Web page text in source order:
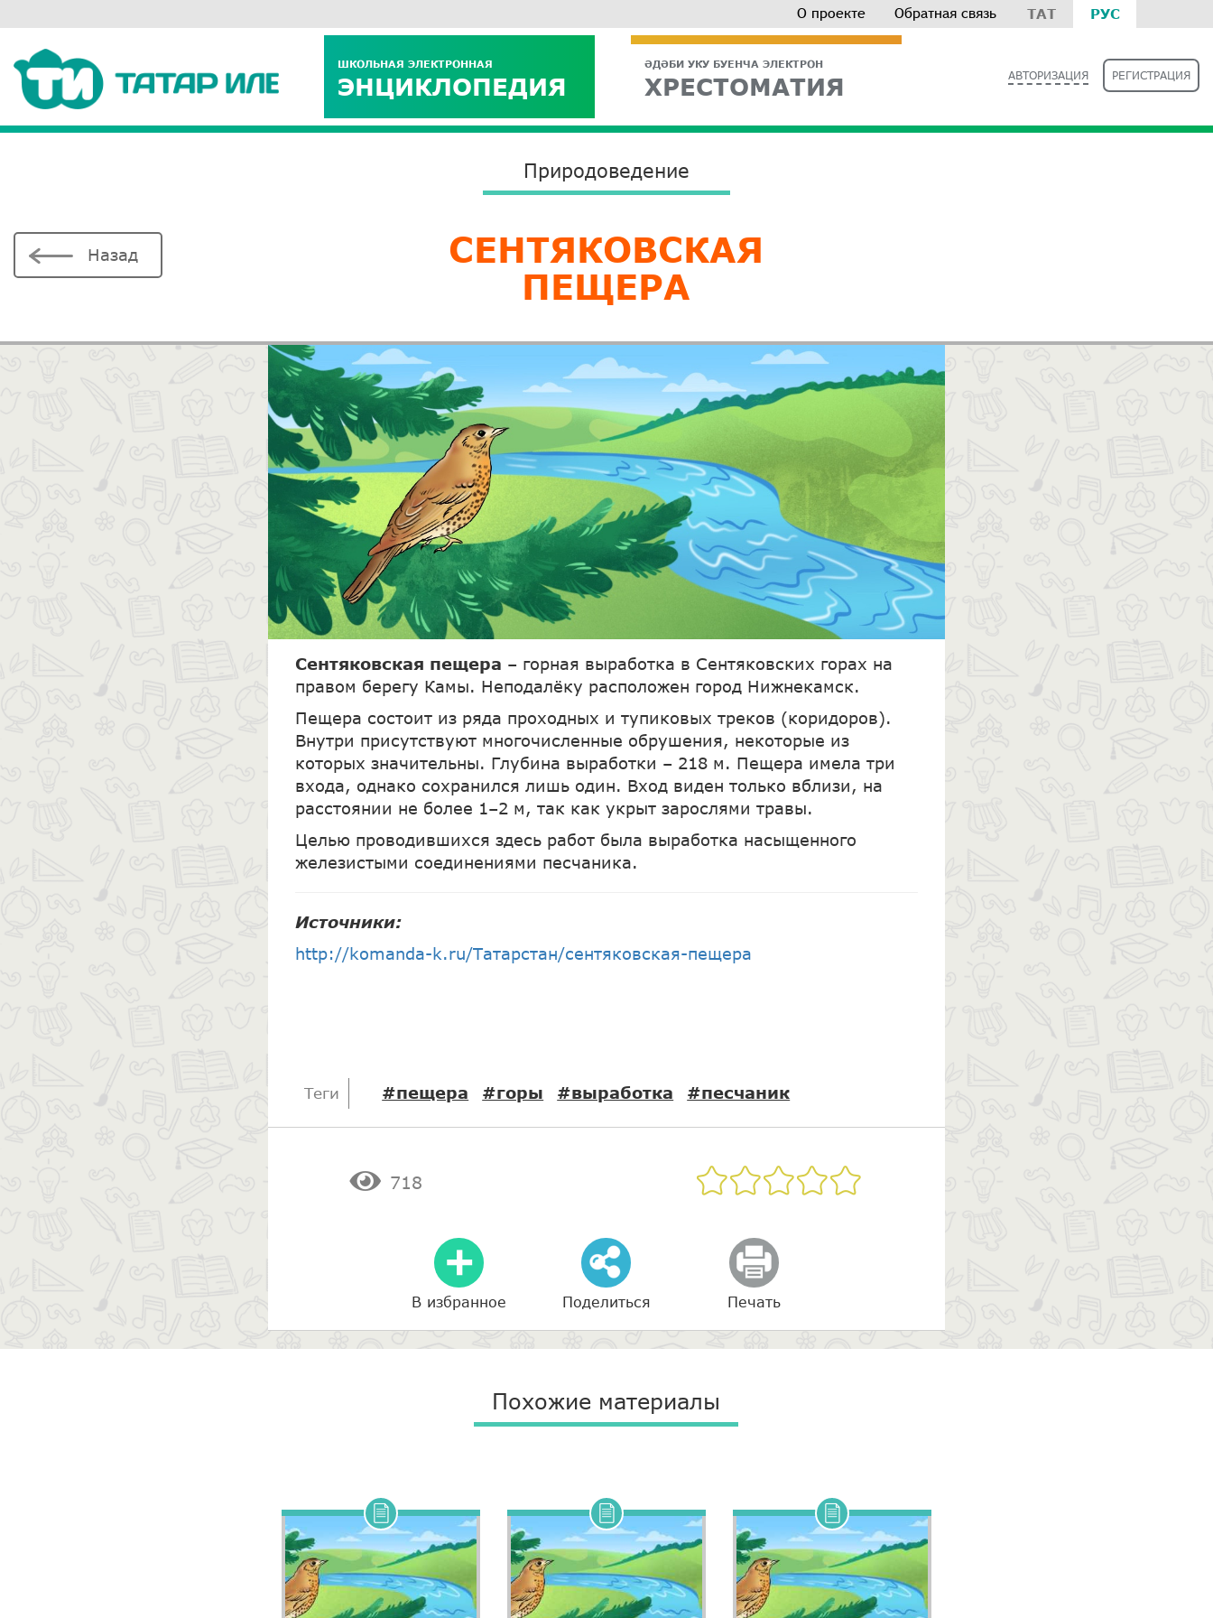
ТАТ РУС
О проекте Обратная связь
ШКОЛЬНАЯ ЭЛЕКТРОННАЯ
ЭНЦИКЛОПЕДИЯ
ӘДӘБИ УКУ БУЕНЧА ЭЛЕКТРОН
ХРЕСТОМАТИЯ АВТОРИЗАЦИЯ РЕГИСТРАЦИЯ
Назад
Природоведение
СЕНТЯКОВСКАЯ
ПЕЩЕРА
Сентяковская пещера – горная выработка в Сентяковских горах на
правом берегу Камы. Неподалёку расположен город Нижнекамск.
Пещера состоит из ряда проходных и тупиковых треков (коридоров).
Внутри присутствуют многочисленные обрушения, некоторые из
которых значительны. Глубина выработки – 218 м. Пещера имела три
входа, однако сохранился лишь один. Вход виден только вблизи, на
расстоянии не более 1–2 м, так как укрыт зарослями травы.
Целью проводившихся здесь работ была выработка насыщенного
железистыми соединениями песчаника.
Источники:
http://komanda-k.ru/Татарстан/сентяковская-пещера
Теги #пещера #горы #выработка #песчаник
718
В избранное Поделиться Печать
Похожие материалы